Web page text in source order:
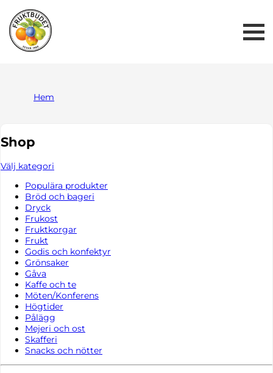
Hem
Shop
Välj kategori
Populära produkter
Bröd och bageri
Dryck
Frukost
Fruktkorgar
Frukt
Godis och konfektyr
Grönsaker
Gåva
Kaffe och te
Möten/Konferens
Högtider
Pålägg
Mejeri och ost
Skafferi
Snacks och nötter